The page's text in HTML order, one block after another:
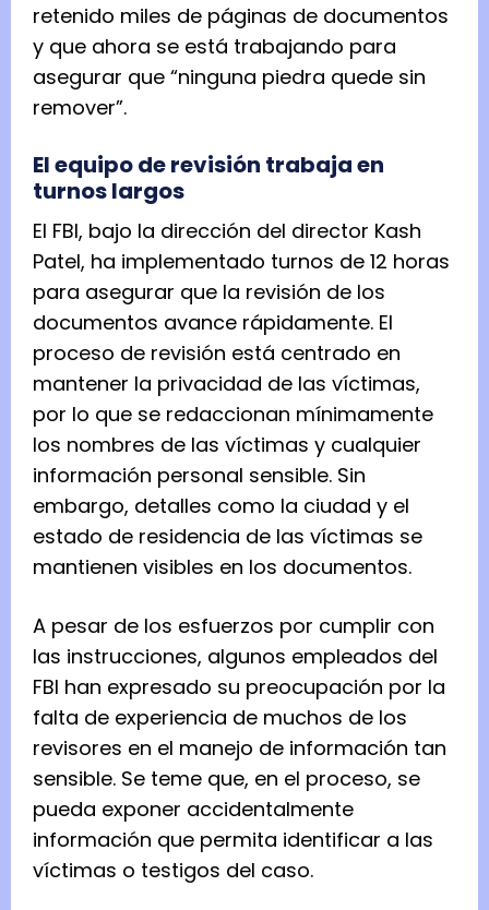
retenido miles de páginas de documentos
y que ahora se está trabajando para
asegurar que “ninguna piedra quede sin
remover”.
El equipo de revisión trabaja en
turnos largos
El FBI, bajo la dirección del director Kash
Patel, ha implementado turnos de 12 horas
para asegurar que la revisión de los
documentos avance rápidamente. El
proceso de revisión está centrado en
mantener la privacidad de las víctimas,
por lo que se redaccionan mínimamente
los nombres de las víctimas y cualquier
información personal sensible. Sin
embargo, detalles como la ciudad y el
estado de residencia de las víctimas se
mantienen visibles en los documentos.
A pesar de los esfuerzos por cumplir con
las instrucciones, algunos empleados del
FBI han expresado su preocupación por la
falta de experiencia de muchos de los
revisores en el manejo de información tan
sensible. Se teme que, en el proceso, se
pueda exponer accidentalmente
información que permita identificar a las
víctimas o testigos del caso.